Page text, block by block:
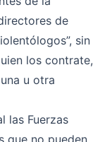
de
sin
los contrate,
u otra
Fuerzas
que no pueden